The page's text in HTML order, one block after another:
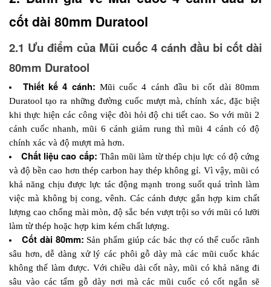
cốt dài 80mm Duratool
2.1 Ưu điểm của Mũi cuốc 4 cánh đầu bi cốt dài
80mm Duratool
Thiết kế 4 cánh: Mũi cuốc 4 cánh đầu bi cốt dài 80mm
Duratool tạo ra những đường cuốc mượt mà, chính xác, đặc biệt
khi thực hiện các công việc đòi hỏi độ chi tiết cao. So với mũi 2
cánh cuốc nhanh, mũi 6 cánh giảm rung thì mũi 4 cánh có độ
chính xác và độ mượt mà hơn.
Chất liệu cao cấp: Thân mũi làm từ thép chịu lực có độ cứng
và độ bền cao hơn thép carbon hay thép không gỉ. Vì vậy, mũi có
khả năng chịu được lực tác động mạnh trong suốt quá trình làm
việc mà không bị cong, vênh. Các cánh được gắn hợp kim chất
lượng cao chống mài mòn, độ sắc bén vượt trội so với mũi có lưỡi
làm từ thép hoặc hợp kim kém chất lượng.
Cốt dài 80mm: Sản phẩm giúp các bác thợ có thể cuốc rãnh
sâu hơn, dễ dàng xử lý các phôi gỗ dày mà các mũi cuốc khác
không thể làm được. Với chiều dài cốt này, mũi có khả năng đi
sâu vào các tấm gỗ dày nơi mà các mũi cuốc có cốt ngắn sẽ